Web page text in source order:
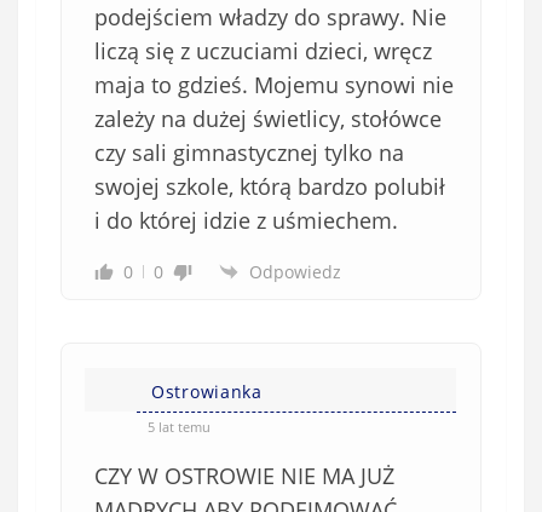
podejściem władzy do sprawy. Nie
liczą się z uczuciami dzieci, wręcz
maja to gdzieś. Mojemu synowi nie
zależy na dużej świetlicy, stołówce
czy sali gimnastycznej tylko na
swojej szkole, którą bardzo polubił
i do której idzie z uśmiechem.
0 0 Odpowiedz
Ostrowianka
5 lat temu
CZY W OSTROWIE NIE MA JUŻ